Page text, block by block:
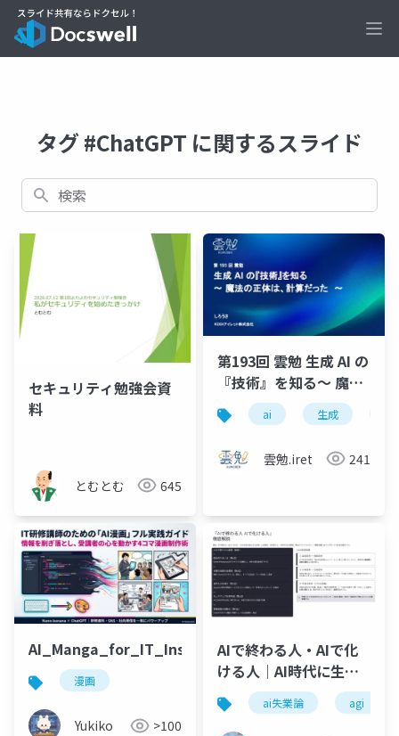
タグ #ChatGPT に関するスライド
検索
セキュリティ勉強会資
料
とむとむ 645
第193回 雲勉 生成 AI の
『技術』を知る〜 魔法
の正体は、計算だった
〜
ai 生成
雲勉.iret 241
AI_Manga_for_IT_Instructors
漫画
Yukiko >100
AIで終わる人・AIで化
ける人｜AI時代に生き
残る3つの思考変革【完
全解説】
ai失業論 agi